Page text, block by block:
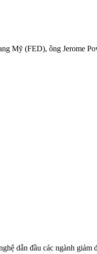
Mỹ (FED), ông Jerome
dẫn đầu các ngành